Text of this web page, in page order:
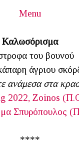
Menu
Καλωσόρισμα
του βουνού
άγριου
ανάμεσα στα
2022, Zoinos
Σπυρόπουλος
****